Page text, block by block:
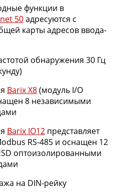
функции в
50адресуются с
карты адресов ввода-
обнаружения 30 Гц
Barix X8(модуль I/O
8 независимыми
Barix IO12 представляет
RS-485 и оснащен 12
оптоизолированными
на DIN-рейку